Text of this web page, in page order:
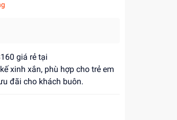
giá rẻ tại
xinh xắn, phù hợp cho trẻ em
đãi cho khách buôn.